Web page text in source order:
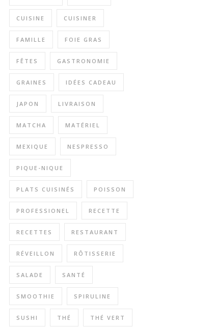
CUISINE CUISINER
FAMILLE FOIE GRAS
FÊTES GASTRONOMIE
GRAINES IDÉES CADEAU
JAPON LIVRAISON
MATCHA MATÉRIEL
MEXIQUE NESPRESSO
PIQUE-NIQUE
PLATS CUISINÉS POISSON
PROFESSIONEL RECETTE
RECETTES RESTAURANT
RÉVEILLON RÔTISSERIE
SALADE SANTÉ
SMOOTHIE SPIRULINE
SUSHI THÉ THÉ VERT